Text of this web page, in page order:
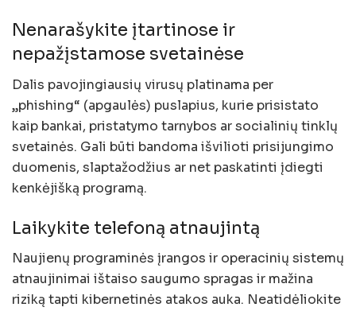
Nenarašykite įtartinose ir
nepažįstamose svetainėse
Dalis pavojingiausių virusų platinama per
„phishing“ (apgaulės) puslapius, kurie prisistato
kaip bankai, pristatymo tarnybos ar socialinių tinklų
svetainės. Gali būti bandoma išvilioti prisijungimo
duomenis, slaptažodžius ar net paskatinti įdiegti
kenkėjišką programą.
Laikykite telefoną atnaujintą
Naujienų programinės įrangos ir operacinių sistemų
atnaujinimai ištaiso saugumo spragas ir mažina
riziką tapti kibernetinės atakos auka. Neatidėliokite